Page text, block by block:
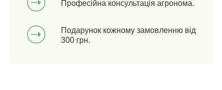
Професійна консультація агронома.
Подарунок кожному замовленню від
300 грн.